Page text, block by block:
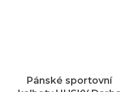
Pánské sportovní